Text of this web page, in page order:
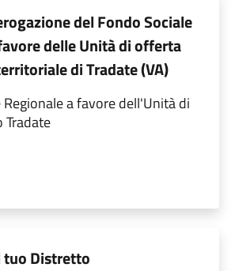
del Fondo Sociale
delle Unità di offerta
di Tradate (VA)
a favore dell'Unità di
tuo Distretto